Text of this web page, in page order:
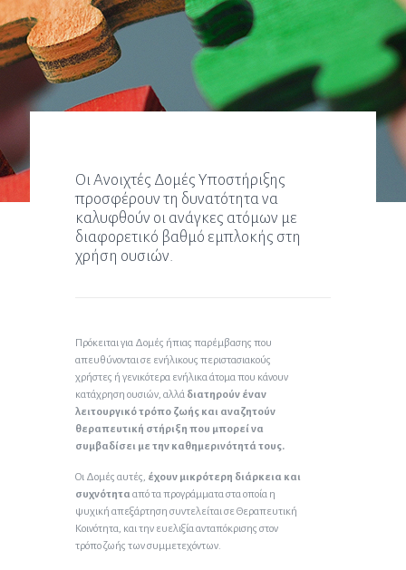
Οι Ανοιχτές Δομές Υποστήριξης
προσφέρουν τη δυνατότητα να
καλυφθούν οι ανάγκες ατόμων με
διαφορετικό βαθμό εμπλοκής στη
χρήση ουσιών.
Πρόκειται για Δομές ήπιας παρέμβασης που
απευθύνονται σε ενήλικους περιστασιακούς
χρήστες ή γενικότερα ενήλικα άτομα που κάνουν
κατάχρηση ουσιών, αλλά διατηρούν έναν
λειτουργικό τρόπο ζωής και αναζητούν
θεραπευτική στήριξη που μπορεί να
συμβαδίσει με την καθημερινότητά τους.
Οι Δομές αυτές, έχουν μικρότερη διάρκεια και
συχνότητα από τα προγράμματα στα οποία η
ψυχική απεξάρτηση συντελείται σε Θεραπευτική
Κοινότητα, και την ευελιξία ανταπόκρισης στον
τρόπο ζωής των συμμετεχόντων.